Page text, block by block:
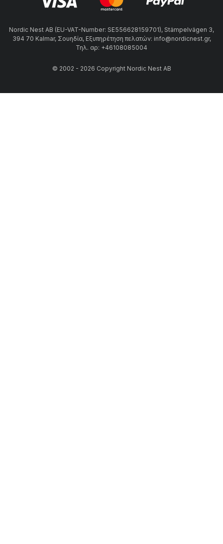
Nordic Nest AB (EU-VAT-Number: SE556628159701), Stämpelvägen 3,
394 70 Kalmar, Σουηδία, Εξυπηρέτηση πελατών: info@nordicnest.gr,
Τηλ. αρ: +46108085004
© 2002 - 2026 Copyright Nordic Nest AB